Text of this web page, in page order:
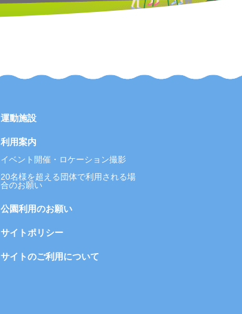
運動施設
利用案内
イベント開催・ロケーション撮影
20名様を超える団体で利用される場
合のお願い
公園利用のお願い
サイトポリシー
サイトのご利用について